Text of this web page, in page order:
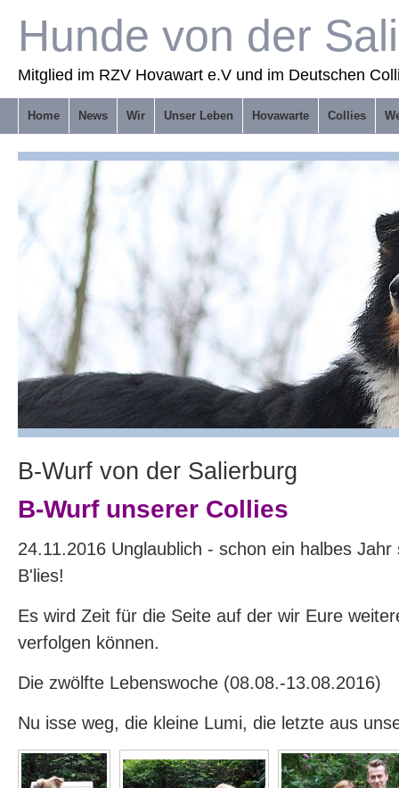
Hunde von der
Mitglied im RZV Hovawart e.V und im Deutschen
Home News Wir Unser Leben Hovawarte Collies
B-Wurf von der Salierburg
B-Wurf unserer Collies
24.11.2016 Unglaublich - schon ein halbes
B'lies!
Es wird Zeit für die Seite auf der wir Eure
verfolgen können.
Die zwölfte Lebenswoche (08.08.-13.08.2016)
Nu isse weg, die kleine Lumi, die letzte aus